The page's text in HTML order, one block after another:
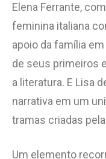
Elena Ferrante,
feminina italiana
apoio da família
de seus primeiros
a literatura. E Lisa
narrativa em um
tramas criadas
Um elemento